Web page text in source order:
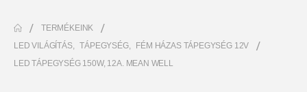
TERMÉKEINK
LED VILÁGÍTÁS, TÁPEGYSÉG,
FÉM HÁZAS TÁPEGYSÉG 12V
LED TÁPEGYSÉG 150W, 12A. MEAN WELL